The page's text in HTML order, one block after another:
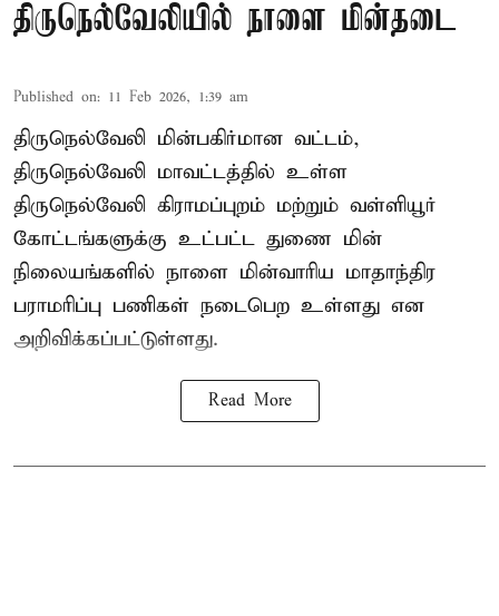
திருநெல்வேலியில் நாளை மின்தடை
Published on: 11 Feb 2026, 1:39 am
திருநெல்வேலி மின்பகிர்மான வட்டம்,
திருநெல்வேலி மாவட்டத்தில் உள்ள
திருநெல்வேலி கிராமப்புறம் மற்றும் வள்ளியூர்
கோட்டங்களுக்கு உட்பட்ட துணை மின்
நிலையங்களில் நாளை மின்வாரிய மாதாந்திர
பராமரிப்பு பணிகள் நடைபெற உள்ளது என
அறிவிக்கப்பட்டுள்ளது.
Read More